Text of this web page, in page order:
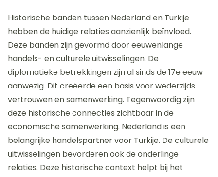
Historische banden tussen Nederland en Turkije
hebben de huidige relaties aanzienlijk beïnvloed.
Deze banden zijn gevormd door eeuwenlange
handels- en culturele uitwisselingen. De
diplomatieke betrekkingen zijn al sinds de 17e eeuw
aanwezig. Dit creëerde een basis voor wederzijds
vertrouwen en samenwerking. Tegenwoordig zijn
deze historische connecties zichtbaar in de
economische samenwerking. Nederland is een
belangrijke handelspartner voor Turkije. De culturele
uitwisselingen bevorderen ook de onderlinge
relaties. Deze historische context helpt bij het